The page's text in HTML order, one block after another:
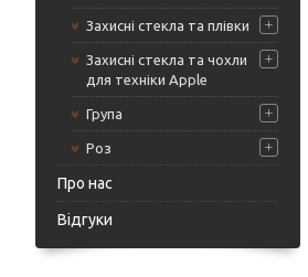
Захисні стекла та плівки
Захисні стекла та чохли
для техніки Apple
Група
Роз
Про нас
Відгуки